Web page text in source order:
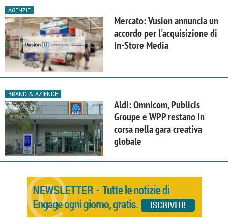
AGENZIE
Mercato: Vusion annuncia un
accordo per l'acquisizione di
In-Store Media
BRAND & AZIENDE
Aldi: Omnicom, Publicis
Groupe e WPP restano in
corsa nella gara creativa
globale